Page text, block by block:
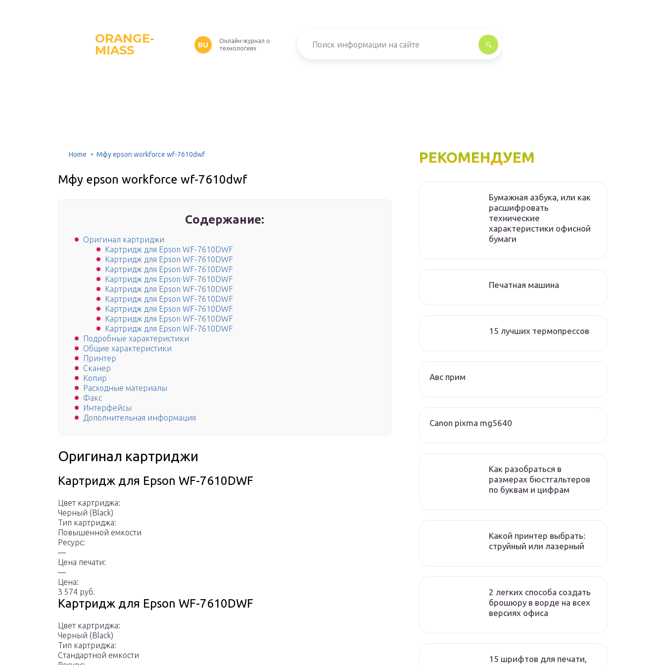
ORANGE-
MIASS
RU
Онлайн-журнал о
технологиях
Home Мфу epson workforce wf-7610dwf
Мфу epson workforce wf-7610dwf
Содержание:
Оригинал картриджи
Картридж для Epson WF-7610DWF
Картридж для Epson WF-7610DWF
Картридж для Epson WF-7610DWF
Картридж для Epson WF-7610DWF
Картридж для Epson WF-7610DWF
Картридж для Epson WF-7610DWF
Картридж для Epson WF-7610DWF
Картридж для Epson WF-7610DWF
Картридж для Epson WF-7610DWF
Подробные характеристики
Общие характеристики
Принтер
Сканер
Копир
Расходные материалы
Факс
Интерфейсы
Дополнительная информация
Оригинал картриджи
Картридж для Epson WF-7610DWF
Цвет картриджа:
Черный (Black)
Тип картриджа:
Повышенной емкости
Ресурс:
—
Цена печати:
—
Цена:
3 574 руб.
Картридж для Epson WF-7610DWF
Цвет картриджа:
Черный (Black)
Тип картриджа:
Стандартной емкости
РЕКОМЕНДУЕМ
Бумажная азбука, или как
расшифровать
технические
характеристики офисной
бумаги
Печатная машина
15 лучших термопрессов
Авс прим
Canon pixma mg5640
Как разобраться в
размерах бюстгальтеров
по буквам и цифрам
Какой принтер выбрать:
струйный или лазерный
2 легких способа создать
брошюру в ворде на всех
версиях офиса
15 шрифтов для печати,